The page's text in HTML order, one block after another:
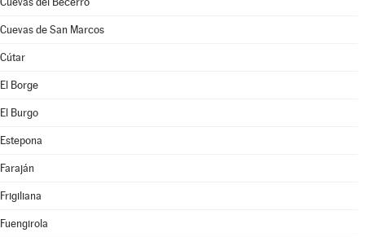
Cuevas de San Marcos
Cútar
El Borge
El Burgo
Estepona
Faraján
Frigiliana
Fuengirola